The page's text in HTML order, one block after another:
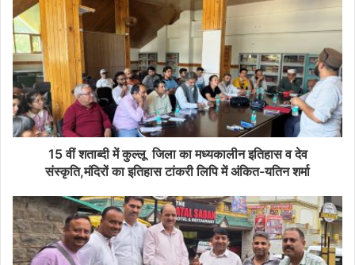
15 वीं शताब्दी में कुल्लू जिला का मध्यकालीन इतिहास व देव
संस्कृति,मंदिरों का इतिहास टांकरी लिपि में अंकित-यतिन शर्मा